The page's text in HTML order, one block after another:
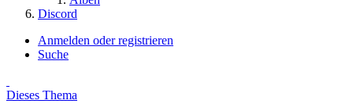
Discord
Anmelden oder registrieren
Suche
Dieses Thema